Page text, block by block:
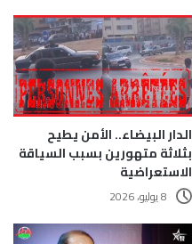
الدار البيضاء.. الأمن يطيح
بثلاثة متهورين بسبب السياقة
الاستعراضية
8 يوليو، 2026